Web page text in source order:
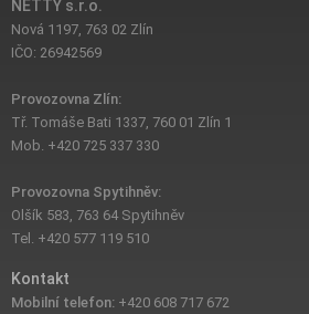
NETTY s.r.o.
Nová 1197, 763 02 Zlín
IČO: 26942569
Provozovna Zlín:
Tř. Tomáše Bati 1337, 760 01 Zlín 1
Mob. +420 725 337 330
Provozovna Spytihněv:
Olšík 583, 763 64 Spytihněv
Tel. +420 577 119 510
Kontakt
Mobilní telefon: +420 608 717 672